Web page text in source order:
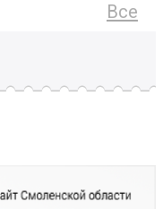
Все